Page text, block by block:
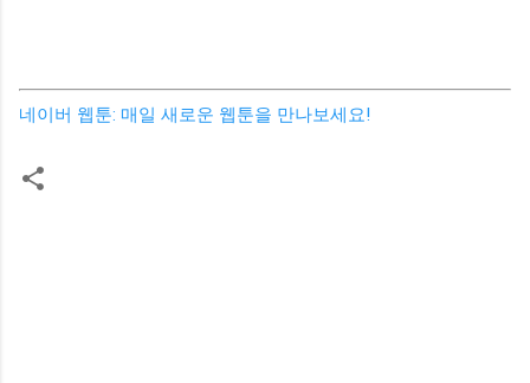
네이버 웹툰: 매일 새로운 웹툰을 만나보세요!